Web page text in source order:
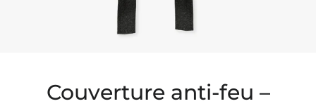
Couverture anti-feu –